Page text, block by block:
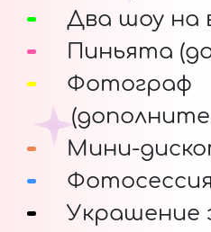
Два шоу на
Пиньята
Фотограф
Мини-
Украшение